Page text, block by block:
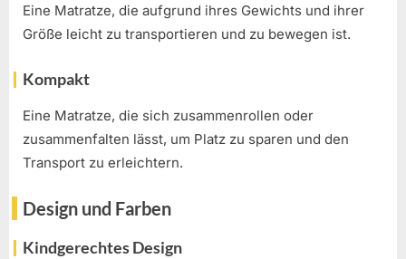
Eine Matratze, die aufgrund ihres Gewichts und ihrer
Größe leicht zu transportieren und zu bewegen ist.
Kompakt
Eine Matratze, die sich zusammenrollen oder
zusammenfalten lässt, um Platz zu sparen und den
Transport zu erleichtern.
Design und Farben
Kindgerechtes Design